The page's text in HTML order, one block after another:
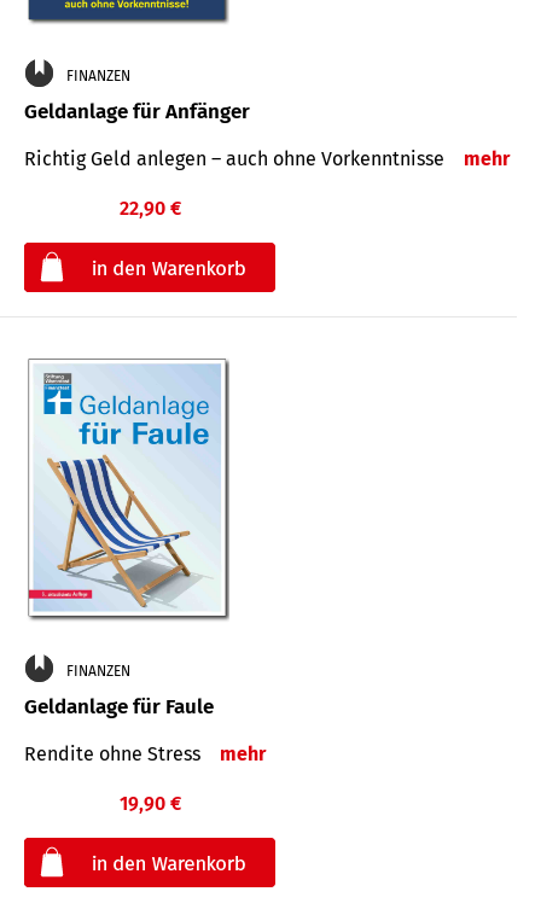
FINANZEN
Geldanlage für Anfänger
Richtig Geld anlegen – auch ohne Vorkenntnisse mehr
22,90 €
FINANZEN
Geldanlage für Faule
Rendite ohne Stress mehr
19,90 €